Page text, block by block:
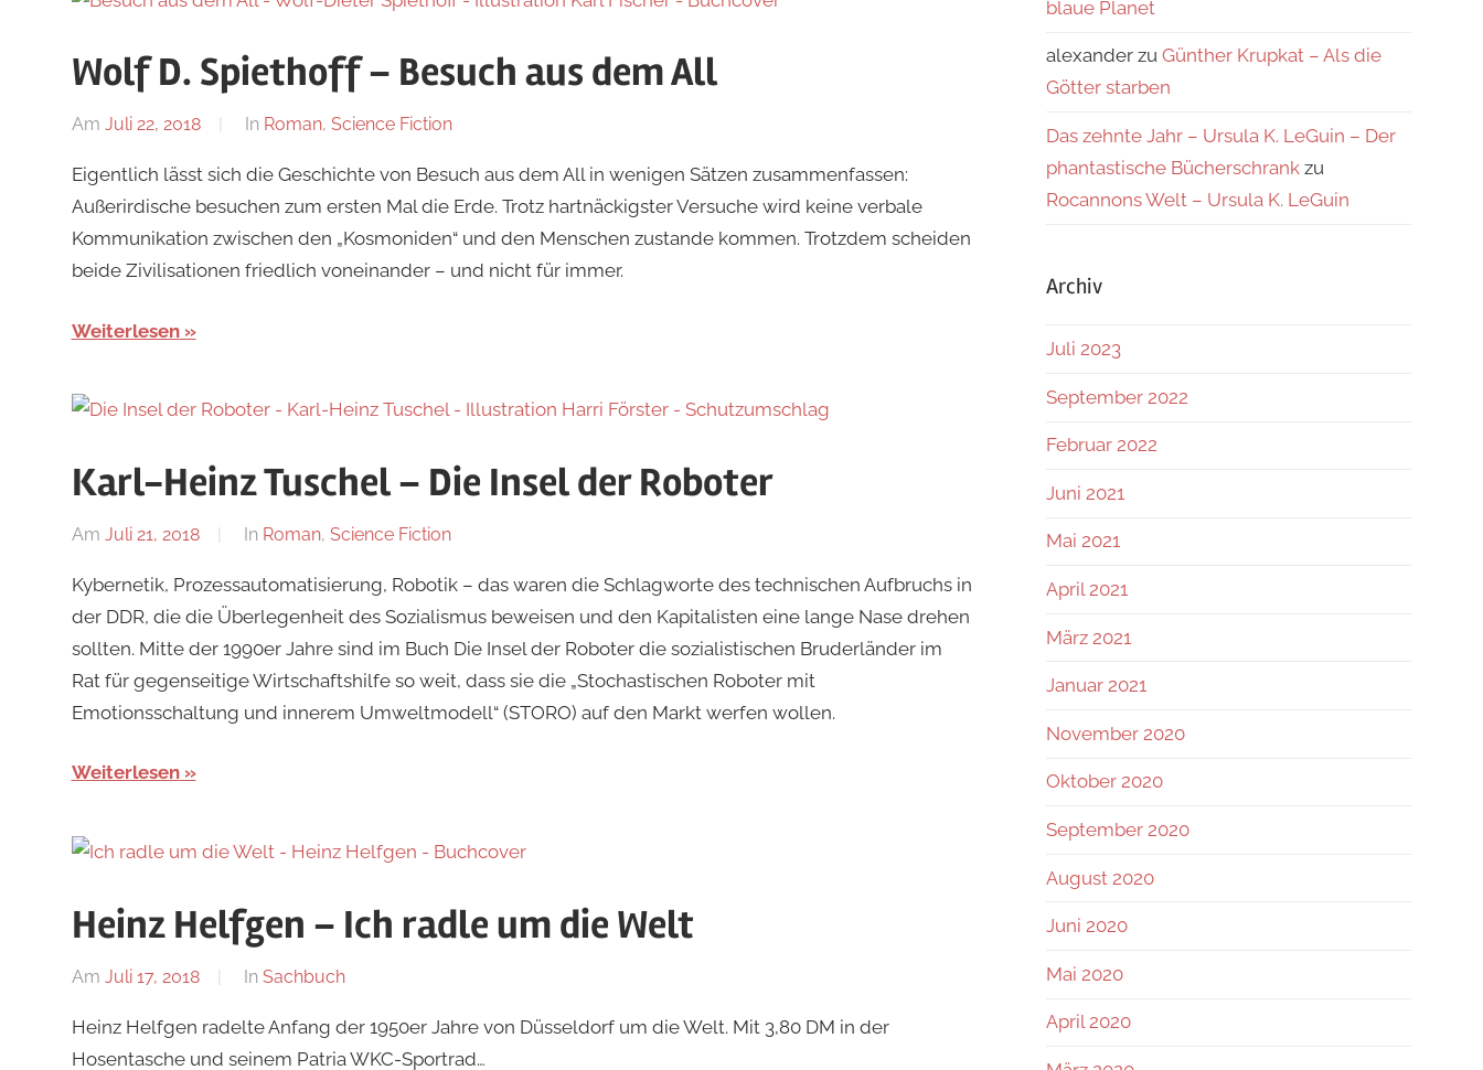
Wolf D. Spiethoff – Besuch aus dem All
Am Juli 22, 2018
Von
In Roman, Science Fiction
Eigentlich lässt sich die Geschichte von Besuch aus dem All in wenigen Sätzen zusammenfassen:
Außerirdische besuchen zum ersten Mal die Erde. Trotz hartnäckigster Versuche wird keine verbale
Kommunikation zwischen den „Kosmoniden“ und den Menschen zustande kommen. Trotzdem scheiden
beide Zivilisationen friedlich voneinander – und nicht für immer.
Weiterlesen
Karl-Heinz Tuschel – Die Insel der Roboter
Am Juli 21, 2018
Von
In Roman, Science Fiction
Kybernetik, Prozessautomatisierung, Robotik – das waren die Schlagworte des technischen Aufbruchs in
der DDR, die die Überlegenheit des Sozialismus beweisen und den Kapitalisten eine lange Nase drehen
sollten. Mitte der 1990er Jahre sind im Buch Die Insel der Roboter die sozialistischen Bruderländer im
Rat für gegenseitige Wirtschaftshilfe so weit, dass sie die „Stochastischen Roboter mit
Emotionsschaltung und innerem Umweltmodell“ (STORO) auf den Markt werfen wollen.
Weiterlesen
Heinz Helfgen – Ich radle um die Welt
Am Juli 17, 2018
Von
In Sachbuch
Heinz Helfgen radelte Anfang der 1950er Jahre von Düsseldorf um die Welt. Mit 3,80 DM in der
Hosentasche und seinem Patria WKC-Sportrad…
blaue Planet
alexander zu Günther Krupkat – Als die
Götter starben
Das zehnte Jahr – Ursula K. LeGuin – Der
phantastische Bücherschrank zu
Rocannons Welt – Ursula K. LeGuin
Archiv
Juli 2023
September 2022
Februar 2022
Juni 2021
Mai 2021
April 2021
März 2021
Januar 2021
November 2020
Oktober 2020
September 2020
August 2020
Juni 2020
Mai 2020
April 2020